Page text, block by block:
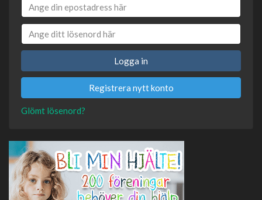
Logga in
Registrera nytt konto
Glömt lösenord?